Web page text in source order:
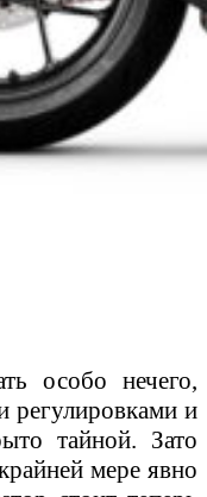
особо нечего,
регулировками и
тайной. Зато
мере явно